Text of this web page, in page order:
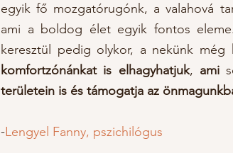
egyik fő mozgatórugónk, a valahová
ami a boldog élet egyik fontos
keresztül pedig olykor, a nekünk még
komfortzónánkat is elhagyhatjuk, ami
területein is és támogatja az
-Lengyel Fanny, pszichilógus